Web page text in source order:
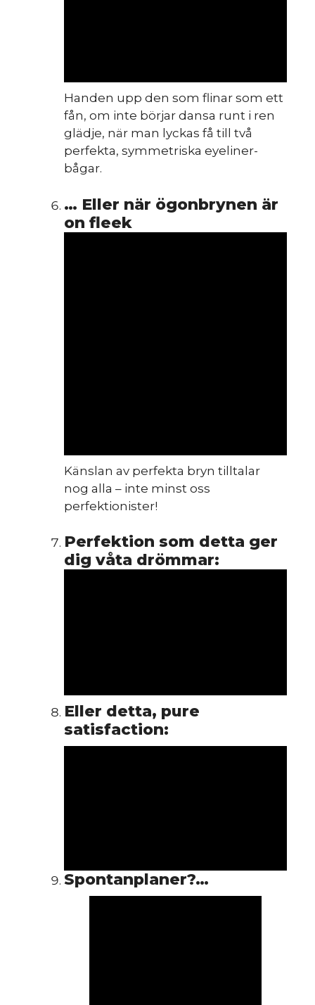
Handen upp den som flinar som ett
fån, om inte börjar dansa runt i ren
glädje, när man lyckas få till två
perfekta, symmetriska eyeliner-
bågar.
… Eller när ögonbrynen är
on fleek
Känslan av perfekta bryn tilltalar
nog alla – inte minst oss
perfektionister!
Perfektion som detta ger
dig våta drömmar:
Eller detta, pure
satisfaction:
Spontanplaner?…
HINT